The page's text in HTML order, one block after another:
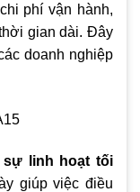
phí vận hành,
gian dài. Đây
doanh nghiệp
sự linh hoạt tối
giúp việc điều